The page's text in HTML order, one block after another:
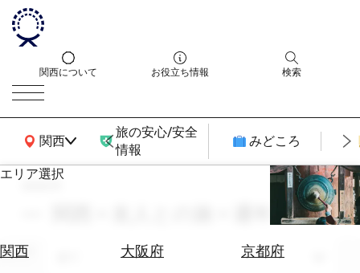
関西について お役立ち情報 検索
関西
関西広域MAP
旅の安心/安全
情報
みどころ
エリア選択
関西 大阪府
京都府
エ
search
エリア